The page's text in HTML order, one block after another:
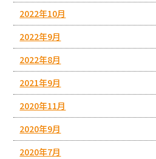
2022年10月
2022年9月
2022年8月
2021年9月
2020年11月
2020年9月
2020年7月